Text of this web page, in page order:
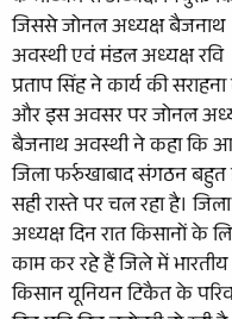
जिससे जोनल अध्यक्ष बैजनाथ
अवस्थी एवं मंडल अध्यक्ष रवि
प्रताप सिंह ने कार्य की
और इस अवसर पर जोनल
बैजनाथ अवस्थी ने कहा कि
जिला फर्रुखाबाद संगठन बहुत
सही रास्ते पर चल रहा है। जिला
अध्यक्ष दिन रात किसानों के
काम कर रहे हैं जिले में भारतीय
किसान यूनियन टिकैत के